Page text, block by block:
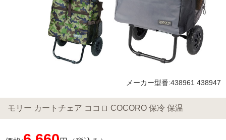
メーカー型番:438961 438947
モリー カートチェア ココロ COCORO 保冷 保温